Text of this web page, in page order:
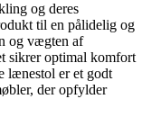
og deres
til en pålidelig og
og vægten af
sikrer optimal komfort
lænestol er et godt
der opfylder